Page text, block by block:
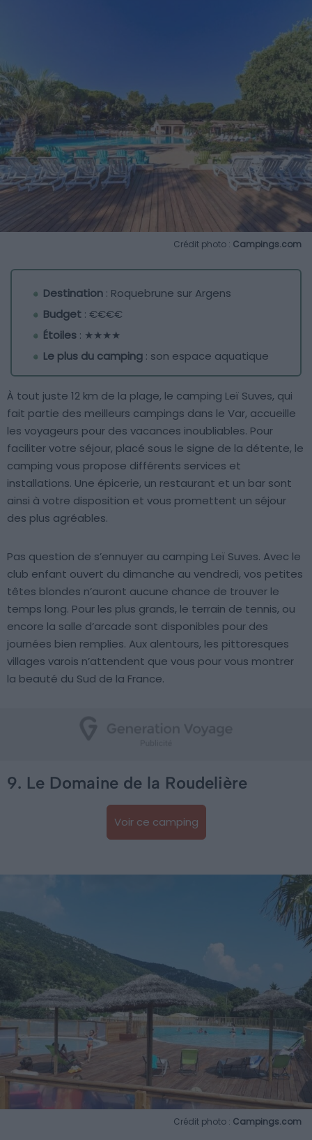
Crédit photo : Campings.com
Destination : Roquebrune sur Argens
Budget : €€€€
Étoiles : ★★★★
Le plus du camping : son espace aquatique
À tout juste 12 km de la plage, le camping Leï Suves, qui
fait partie des meilleurs campings dans le Var, accueille
les voyageurs pour des vacances inoubliables. Pour
faciliter votre séjour, placé sous le signe de la détente, le
camping vous propose différents services et
installations. Une épicerie, un restaurant et un bar sont
ainsi à votre disposition et vous promettent un séjour
des plus agréables.
Pas question de s’ennuyer au camping Leï Suves. Avec le
club enfant ouvert du dimanche au vendredi, vos petites
têtes blondes n’auront aucune chance de trouver le
temps long. Pour les plus grands, le terrain de tennis, ou
encore la salle d’arcade sont disponibles pour des
journées bien remplies. Aux alentours, les pittoresques
villages varois n’attendent que vous pour vous montrer
la beauté du Sud de la France.
9. Le Domaine de la Roudelière
Voir ce camping
Crédit photo : Campings.com